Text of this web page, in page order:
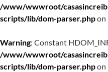
/www/wwwroot/
scripts/lib/dom-parser.phpon
Warning: Constant
/www/wwwroot/
scripts/lib/dom-parser.phpon